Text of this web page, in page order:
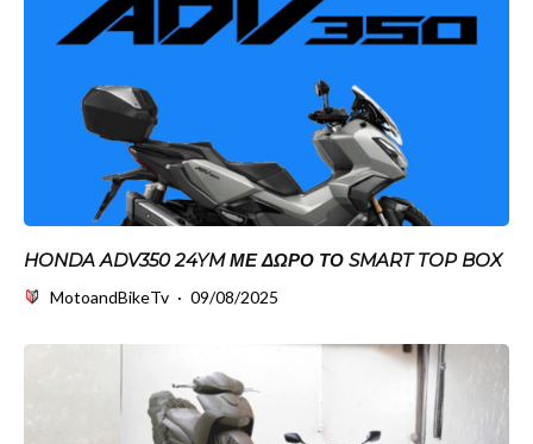
HONDA ADV350 24YM ΜΕ ΔΏΡΟ ΤΟ SMART TOP BOX
MotoandBikeTv · 09/08/2025